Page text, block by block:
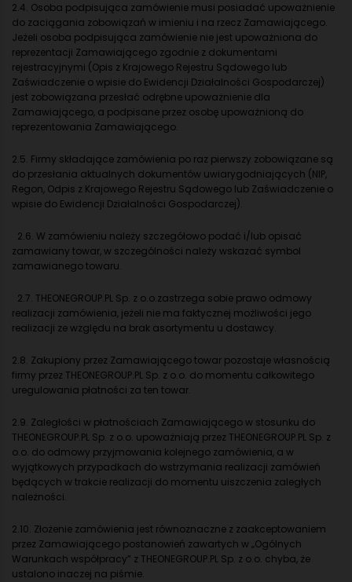
2.4. Osoba podpisująca zamówienie musi posiadać upoważnienie
do zaciągania zobowiązań w imieniu i na rzecz Zamawiającego.
Jeżeli osoba podpisująca zamówienie nie jest upoważniona do
reprezentacji Zamawiającego zgodnie z dokumentami
rejestracyjnymi (Opis z Krajowego Rejestru Sądowego lub
Zaświadczenie o wpisie do Ewidencji Działalności Gospodarczej)
jest zobowiązana przesłać odrębne upoważnienie dla
Zamawiającego, a podpisane przez osobę upoważnioną do
reprezentowania Zamawiającego.
2.5. Firmy składające zamówienia po raz pierwszy zobowiązane są
do przesłania aktualnych dokumentów uwiarygodniających (NIP,
Regon, Odpis z Krajowego Rejestru Sądowego lub Zaświadczenie o
wpisie do Ewidencji Działalności Gospodarczej).
2.6. W zamówieniu należy szczegółowo podać i/lub opisać
zamawiany towar, w szczególności należy wskazać symbol
zamawianego towaru.
2.7. THEONEGROUP.PL Sp. z o.o.zastrzega sobie prawo odmowy
realizacji zamówienia, jeżeli nie ma faktycznej możliwości jego
realizacji ze względu na brak asortymentu u dostawcy.
2.8. Zakupiony przez Zamawiającego towar pozostaje własnością
firmy przez THEONEGROUP.PL Sp. z o.o. do momentu całkowitego
uregulowania płatności za ten towar.
2.9. Zaległości w płatnościach Zamawiającego w stosunku do
THEONEGROUP.PL Sp. z o.o. upoważniają przez THEONEGROUP.PL Sp. z
o.o. do odmowy przyjmowania kolejnego zamówienia, a w
wyjątkowych przypadkach do wstrzymania realizacji zamówień
będących w trakcie realizacji do momentu uiszczenia zaległych
należności.
2.10. Złożenie zamówienia jest równoznaczne z zaakceptowaniem
przez Zamawiającego postanowień zawartych w „Ogólnych
Warunkach współpracy” z THEONEGROUP.PL Sp. z o.o. chyba, że
ustalono inaczej na piśmie.